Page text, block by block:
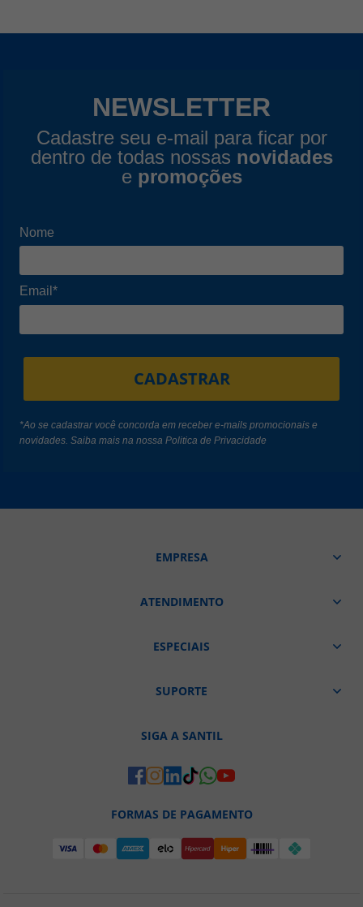
NEWSLETTER
Cadastre seu e-mail para ficar por
dentro de todas nossas novidades
e promoções
Nome
Email*
CADASTRAR
*Ao se cadastrar você concorda em receber e-mails promocionais e
novidades. Saiba mais na nossaPolitica de Privacidade
EMPRESA
ATENDIMENTO
ESPECIAIS
SUPORTE
SIGA A SANTIL
FORMAS DE PAGAMENTO